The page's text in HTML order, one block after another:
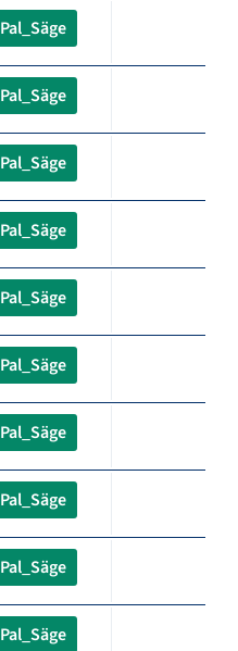
Pal_Säge
Pal_Säge
Pal_Säge
Pal_Säge
Pal_Säge
Pal_Säge
Pal_Säge
Pal_Säge
Pal_Säge
Pal_Säge